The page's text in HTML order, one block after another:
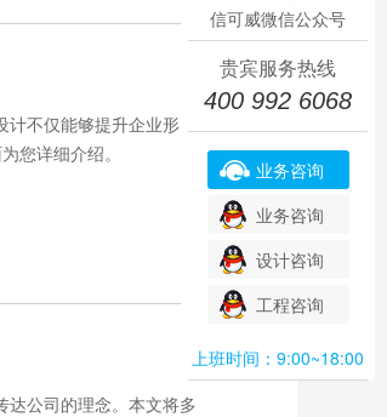
不仅能够提升企业形
您详细介绍。
公司的理念。本文将多
信可威微信公众号
贵宾服务热线
400 992 6068
业务咨询
业务咨询
设计咨询
工程咨询
上班时间：9:00~18:00